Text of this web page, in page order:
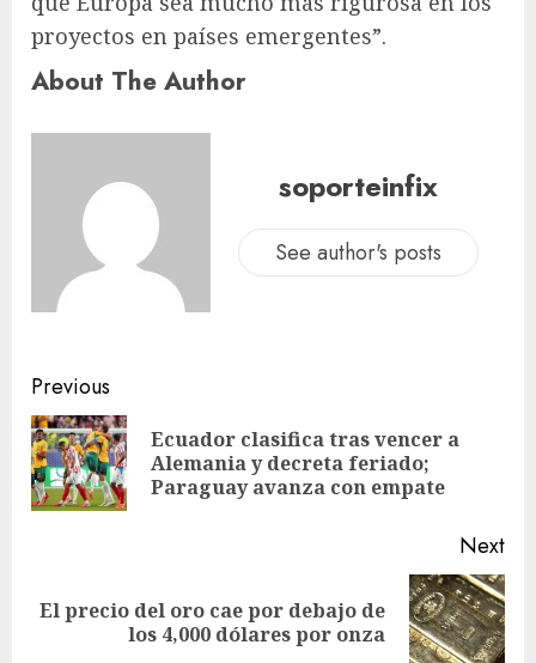
proyectos en países emergentes”.
About The Author
soporteinfix
See author's posts
Previous
Ecuador clasifica tras vencer a
Alemania y decreta feriado;
Paraguay avanza con empate
Next
El precio del oro cae por debajo de
los 4,000 dólares por onza